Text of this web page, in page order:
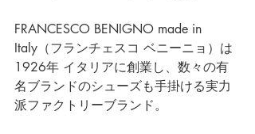
FRANCESCO BENIGNO made in
Italy（フランチェスコ ベニーニョ）は
1926年 イタリアに創業し、数々の有
名ブランドのシューズも手掛ける実力
派ファクトリーブランド。